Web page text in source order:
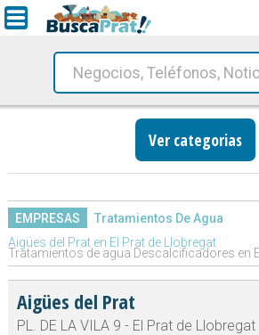
Ver categorias
EMPRESAS
Tratamientos De Agua
Aigües del Prat en El Prat de Llobregat
Tratamientos de agua Descalcificadores en
Aigües del Prat
PL. DE LA VILA 9 - El Prat de Llobregat